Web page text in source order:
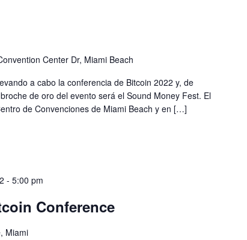
Center Dr, Miami Beach
a cabo la conferencia de Bitcoin 2022 y, de
de oro del evento será el Sound Money Fest. El
de Convenciones de Miami Beach y en […]
- 5:00 pm
Conference
Miami